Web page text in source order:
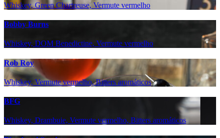
Whiskey, Green Chartreuse, Vermute vermelho
Bobby Burns
Whiskey, DOM Benedictine, Vermute vermelho
Rob Roy
Whiskey, Vermute vermelho, Bitters aromáticos
BFG
Whiskey, Drambuie, Vermute vermelho, Bitters aromáticos